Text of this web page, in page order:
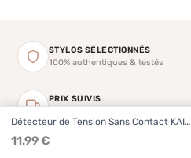
STYLOS SÉLECTIONNÉS
100% authentiques & testés
PRIX SUIVIS
CATALOGUE EXPERT
Détecteur de Tension Sans Contact KAI…
11.99 €